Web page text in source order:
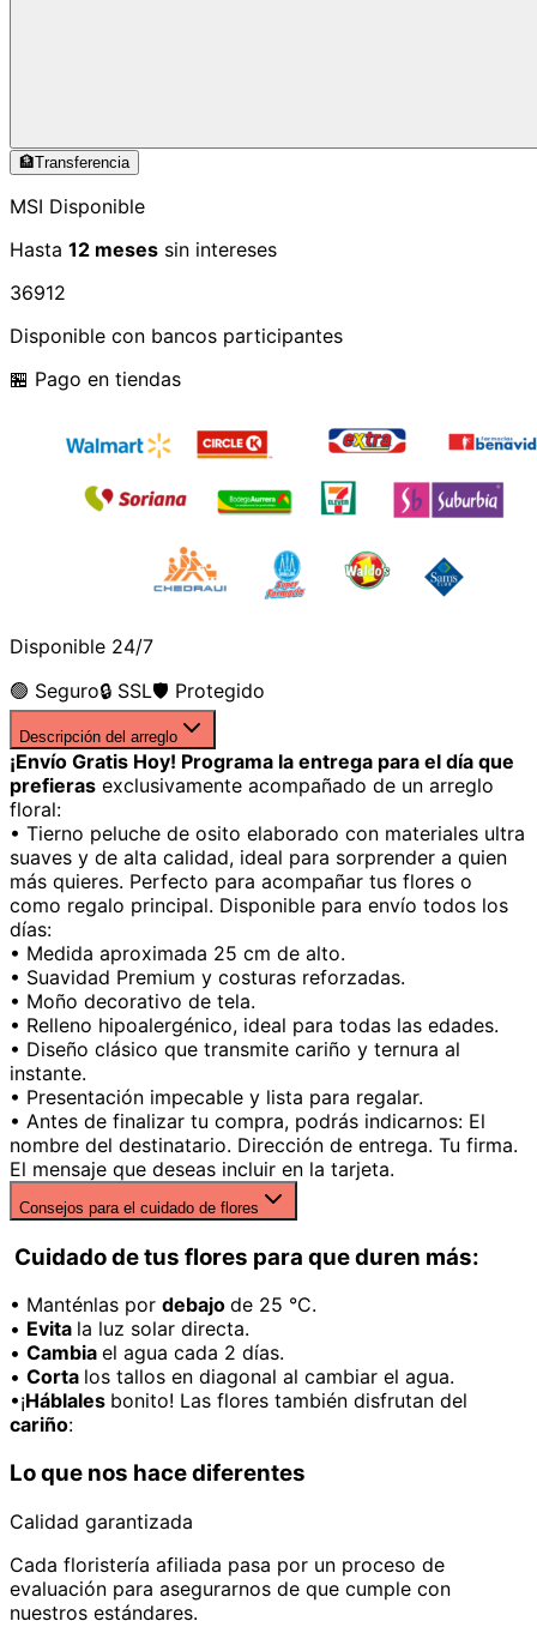
🏦Transferencia
MSI Disponible
Hasta 12 meses sin intereses
36912
Disponible con bancos participantes
🏪 Pago en tiendas
Disponible 24/7
🟢 Seguro🔒 SSL🛡️ Protegido
Descripción del arreglo
¡Envío Gratis Hoy! Programa la entrega para el día que
prefieras exclusivamente acompañado de un arreglo
floral:
• Tierno peluche de osito elaborado con materiales ultra
suaves y de alta calidad, ideal para sorprender a quien
más quieres. Perfecto para acompañar tus flores o
como regalo principal. Disponible para envío todos los
días:
• Medida aproximada 25 cm de alto.
• Suavidad Premium y costuras reforzadas.
• Moño decorativo de tela.
• Relleno hipoalergénico, ideal para todas las edades.
• Diseño clásico que transmite cariño y ternura al
instante.
• Presentación impecable y lista para regalar.
• Antes de finalizar tu compra, podrás indicarnos: El
nombre del destinatario. Dirección de entrega. Tu firma.
El mensaje que deseas incluir en la tarjeta.
Consejos para el cuidado de flores
Cuidado de tus flores para que duren más:
• Manténlas por debajo de 25 °C.
• Evita la luz solar directa.
• Cambia el agua cada 2 días.
• Corta los tallos en diagonal al cambiar el agua.
•¡Háblales bonito! Las flores también disfrutan del
cariño:
Lo que nos hace diferentes
Calidad garantizada
Cada floristería afiliada pasa por un proceso de
evaluación para asegurarnos de que cumple con
nuestros estándares.